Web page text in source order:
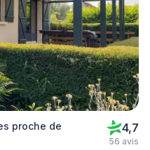
proche de
4,7
56 avis